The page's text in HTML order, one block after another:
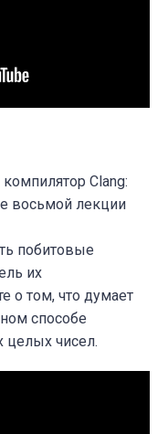
Clang:
восьмой лекции
побитовые
их
о том, что думает
способе
целых чисел.